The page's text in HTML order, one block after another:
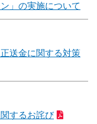
」の実施について
送金に関する対策
するお詫び